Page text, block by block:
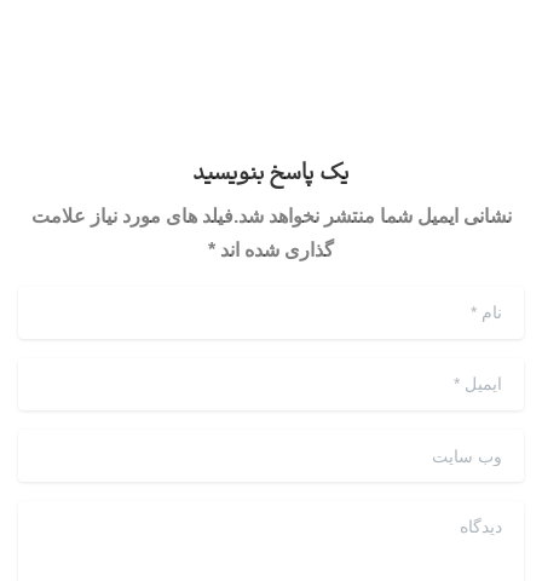
یک پاسخ بنویسید
نشانی ایمیل شما منتشر نخواهد شد.فیلد های مورد نیاز علامت
گذاری شده اند *
نام*
ایمیل *
وب سایت
دیدگاه